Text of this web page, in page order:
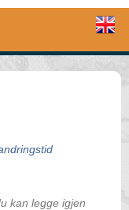
kan legge igjen